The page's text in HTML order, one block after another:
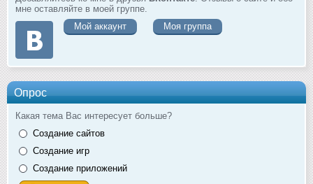
мне оставляйте в моей группе.
Мой аккаунт
Моя группа
Опрос
Какая тема Вас интересует больше?
Создание сайтов
Создание игр
Создание приложений